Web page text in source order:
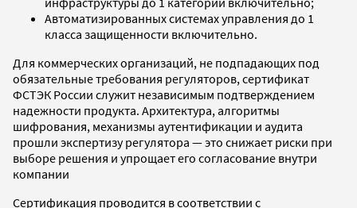
Автоматизированных системах управления до 1
класса защищенности включительно.
Для коммерческих организаций, не подпадающих под
обязательные требования регуляторов, сертификат
ФСТЭК России служит независимым подтверждением
надежности продукта. Архитектура, алгоритмы
шифрования, механизмы аутентификации и аудита
прошли экспертизу регулятора — это снижает риски при
выборе решения и упрощает его согласование внутри
компании
Сертификация проводится в соответствии с